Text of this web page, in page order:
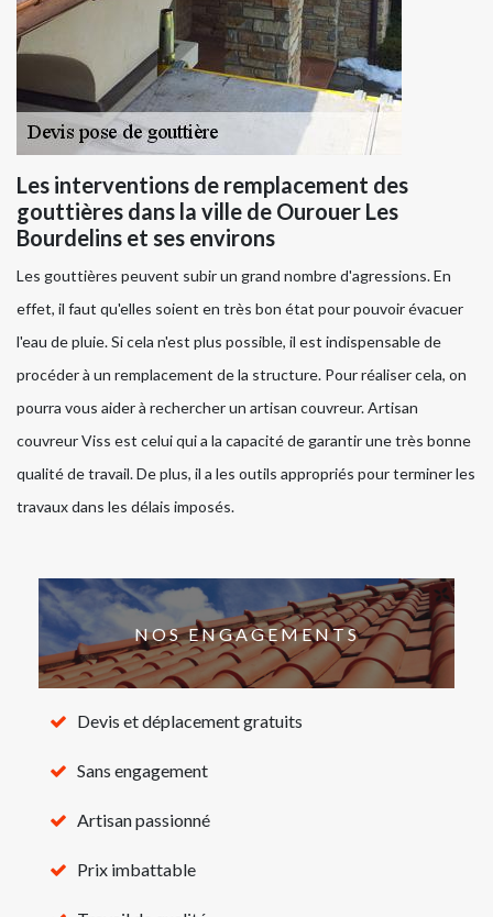
Les interventions de remplacement des
gouttières dans la ville de Ourouer Les
Bourdelins et ses environs
Les gouttières peuvent subir un grand nombre d'agressions. En
effet, il faut qu'elles soient en très bon état pour pouvoir évacuer
l'eau de pluie. Si cela n'est plus possible, il est indispensable de
procéder à un remplacement de la structure. Pour réaliser cela, on
pourra vous aider à rechercher un artisan couvreur. Artisan
couvreur Viss est celui qui a la capacité de garantir une très bonne
qualité de travail. De plus, il a les outils appropriés pour terminer les
travaux dans les délais imposés.
NOS ENGAGEMENTS
Devis et déplacement gratuits
Sans engagement
Artisan passionné
Prix imbattable